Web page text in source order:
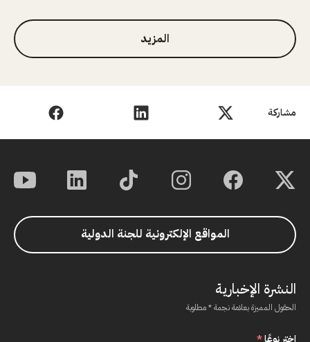
مشاركة
المزيد
المواقع الإلكترونية للجنة الدولية
النشرة الإخبارية
الحقول المميزة بعلامة نجمة * مطلوبة
اختر نوعًا*